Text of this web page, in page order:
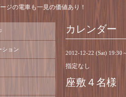
ジの電車も一見の価値あり！
カレンダー
2012-12-22 (Sat) 19:30
指定なし
座敷４名様
ション